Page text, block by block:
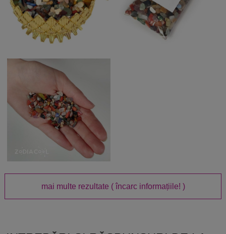
mai multe rezultate ( încarc informațiile! )